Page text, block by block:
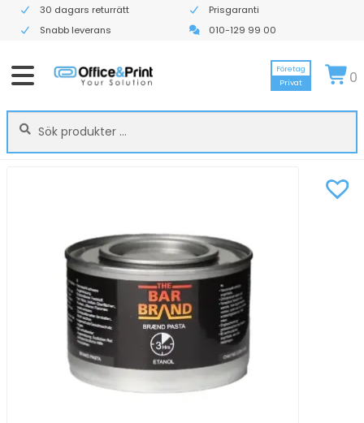
30 dagars returrätt
Prisgaranti
Snabb leverans
010-129 99 00
Sök
efter:
Sök
Företag
Privat
0